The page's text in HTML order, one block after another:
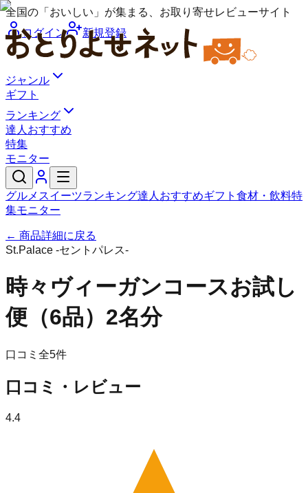
全国の「おいしい」が集まる、お取り寄せレビューサイト
ログイン
新規登録
ジャンル
ギフト
ランキング
達人おすすめ
特集
モニター
グルメ スイーツランキング達人おすすめギフト 食材・飲料特
集モニター
← 商品詳細に戻る
St.Palace -セントパレス-
時々ヴィーガンコースお試し
便（6品）2名分
口コミ全5件
口コミ・レビュー
4.4